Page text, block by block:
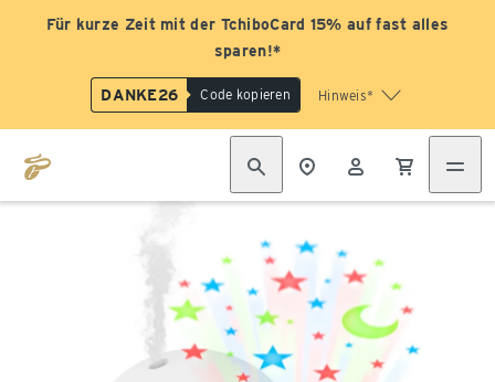
Für kurze Zeit mit der TchiboCard 15% auf fast alles
sparen!*
DANKE26 Code kopieren Hinweis*